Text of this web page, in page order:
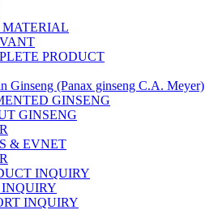
MATERIAL
PRODUCT
Ginseng (Panax ginseng C.A. Meyer)
GINSENG
GINSENG
& EVNET
INQUIRY
INQUIRY